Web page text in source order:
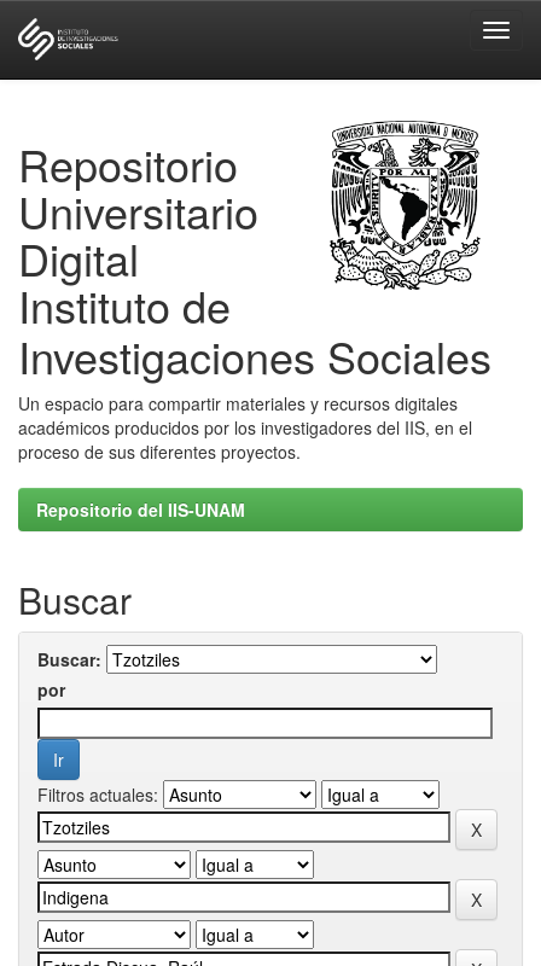
Repositorio
Universitario
Digital
Instituto de
Investigaciones Sociales
Un espacio para compartir materiales y recursos digitales
académicos producidos por los investigadores del IIS, en el
proceso de sus diferentes proyectos.
Repositorio del IIS-UNAM
Buscar
Buscar:
por
Filtros actuales: